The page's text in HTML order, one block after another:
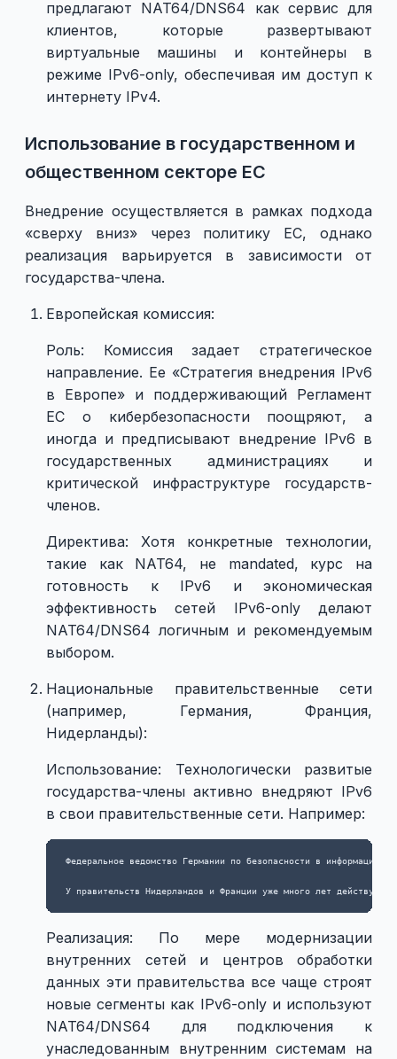
предлагают NAT64/DNS64 как сервис для
клиентов, которые развертывают
виртуальные машины и контейнеры в
режиме IPv6-only, обеспечивая им доступ к
интернету IPv4.
Использование в государственном и
общественном секторе ЕС
Внедрение осуществляется в рамках подхода
«сверху вниз» через политику ЕС, однако
реализация варьируется в зависимости от
государства-члена.
Европейская комиссия:
Роль: Комиссия задает стратегическое
направление. Ее «Стратегия внедрения IPv6
в Европе» и поддерживающий Регламент
ЕС о кибербезопасности поощряют, а
иногда и предписывают внедрение IPv6 в
государственных администрациях и
критической инфраструктуре государств-
членов.
Директива: Хотя конкретные технологии,
такие как NAT64, не mandated, курс на
готовность к IPv6 и экономическая
эффективность сетей IPv6-only делают
NAT64/DNS64 логичным и рекомендуемым
выбором.
Национальные правительственные сети
(например, Германия, Франция,
Нидерланды):
Использование: Технологически развитые
государства-члены активно внедряют IPv6
в свои правительственные сети. Например:
Федеральное ведомство Германии по безопасности в
Реализация: По мере модернизации
внутренних сетей и центров обработки
данных эти правительства все чаще строят
новые сегменты как IPv6-only и используют
NAT64/DNS64 для подключения к
унаследованным внутренним системам на